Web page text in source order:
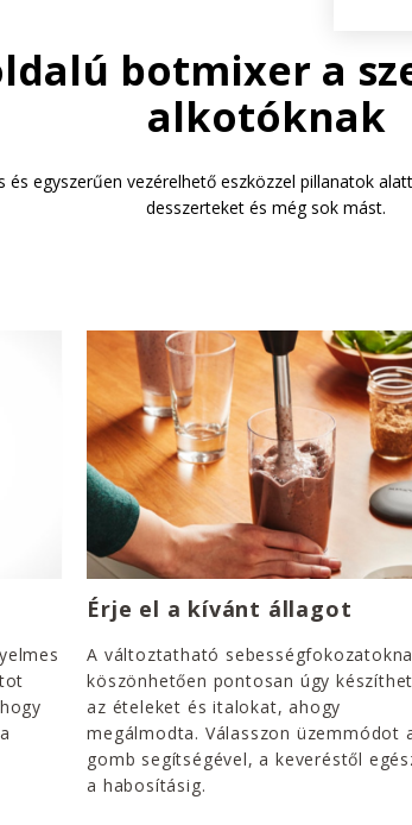
botmixer a
alkotóknak
és egyszerűen vezérelhető eszközzel pillanatok
desszerteket és még sok mást.
Érje el a kívánt állagot
A változtatható
köszönhetően pontosan úgy
az ételeket és italokat, ahogy
megálmodta. Válasszon üzemmódot
gomb segítségével, a keveréstől
a habosításig.